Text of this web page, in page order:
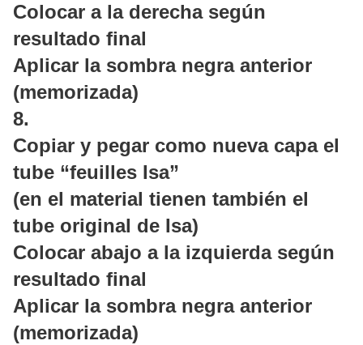
Colocar a la derecha según
resultado final
Aplicar la sombra negra anterior
(memorizada)
8.
Copiar y pegar como nueva capa el
tube “feuilles Isa”
(en el material tienen también el
tube original de Isa)
Colocar abajo a la izquierda según
resultado final
Aplicar la sombra negra anterior
(memorizada)